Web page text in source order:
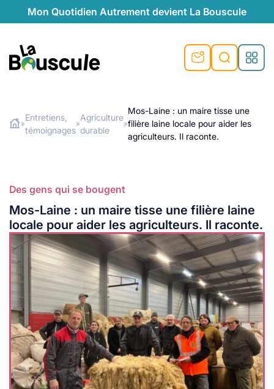
Mon Quotidien Autrement devient La Bouscule
de recyclage
recyclage
douce
Rechercher
»
Entretiens,
témoignages
»
Agriculture
durable
»
Mos-Laine : un maire tisse une
filière laine locale pour aider les
agriculteurs. Il raconte.
Des gens qui se bougent
Mos-Laine : un maire tisse une filière laine
locale pour aider les agriculteurs. Il raconte.